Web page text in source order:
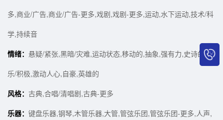
多,商业/广告,商业/广告-更多,戏剧,戏剧-更多,运动,水下运动,技术/科
学,持续音
情绪： 悬疑/紧张,黑暗/灾难,运动状态,移动的,抽象,强有力,史诗的,快
乐/积极,激动人心,自豪,英雄的
风格： 古典,合唱/清唱剧,古典-更多
乐器： 键盘乐器,钢琴,木管乐器,大管,管弦乐团,管弦乐团-更多,人声,